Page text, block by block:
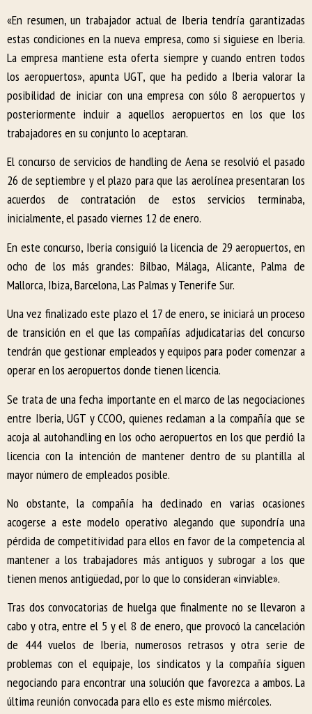
«En resumen, un trabajador actual de Iberia tendría garantizadas
estas condiciones en la nueva empresa, como si siguiese en Iberia.
La empresa mantiene esta oferta siempre y cuando entren todos
los aeropuertos», apunta UGT, que ha pedido a Iberia valorar la
posibilidad de iniciar con una empresa con sólo 8 aeropuertos y
posteriormente incluir a aquellos aeropuertos en los que los
trabajadores en su conjunto lo aceptaran.
El concurso de servicios de handling de Aena se resolvió el pasado
26 de septiembre y el plazo para que las aerolínea presentaran los
acuerdos de contratación de estos servicios terminaba,
inicialmente, el pasado viernes 12 de enero.
En este concurso, Iberia consiguió la licencia de 29 aeropuertos, en
ocho de los más grandes: Bilbao, Málaga, Alicante, Palma de
Mallorca, Ibiza, Barcelona, Las Palmas y Tenerife Sur.
Una vez finalizado este plazo el 17 de enero, se iniciará un proceso
de transición en el que las compañías adjudicatarias del concurso
tendrán que gestionar empleados y equipos para poder comenzar a
operar en los aeropuertos donde tienen licencia.
Se trata de una fecha importante en el marco de las negociaciones
entre Iberia, UGT y CCOO, quienes reclaman a la compañía que se
acoja al autohandling en los ocho aeropuertos en los que perdió la
licencia con la intención de mantener dentro de su plantilla al
mayor número de empleados posible.
No obstante, la compañía ha declinado en varias ocasiones
acogerse a este modelo operativo alegando que supondría una
pérdida de competitividad para ellos en favor de la competencia al
mantener a los trabajadores más antiguos y subrogar a los que
tienen menos antigüedad, por lo que lo consideran «inviable».
Tras dos convocatorias de huelga que finalmente no se llevaron a
cabo y otra, entre el 5 y el 8 de enero, que provocó la cancelación
de 444 vuelos de Iberia, numerosos retrasos y otra serie de
problemas con el equipaje, los sindicatos y la compañía siguen
negociando para encontrar una solución que favorezca a ambos. La
última reunión convocada para ello es este mismo miércoles.